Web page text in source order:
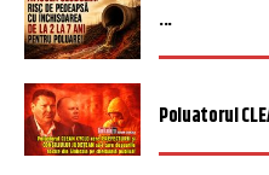
...
Poluatorul